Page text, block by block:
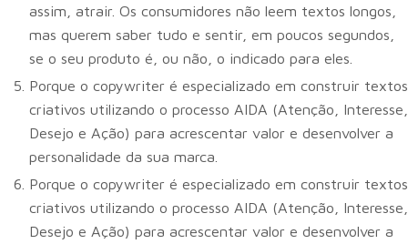
assim, atrair. Os consumidores não leem textos longos,
mas querem saber tudo e sentir, em poucos segundos,
se o seu produto é, ou não, o indicado para eles.
Porque o copywriter é especializado em construir textos
criativos utilizando o processo AIDA (Atenção, Interesse,
Desejo e Ação) para acrescentar valor e desenvolver a
personalidade da sua marca.
Porque o copywriter é especializado em construir textos
criativos utilizando o processo AIDA (Atenção, Interesse,
Desejo e Ação) para acrescentar valor e desenvolver a